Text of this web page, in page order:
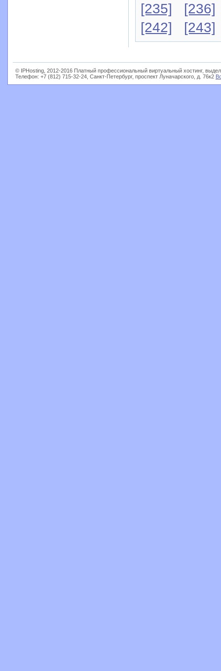
[235]
[236]
[242]
[243]
© IPHosting, 2012-2016 Платный профессиональный виртуальный хостинг,
Телефон: +7 (812) 715-32-24, Санкт-Петербург, проспект Луначарского, д. 76к2